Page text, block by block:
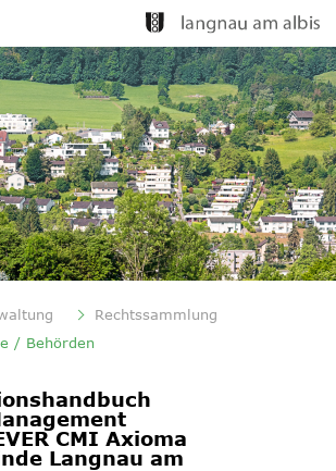
Rechtssammlung
/ Behörden
CMI Axioma
Langnau am